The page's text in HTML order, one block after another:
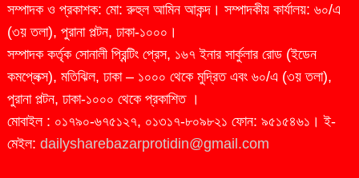
সম্পাদক ও প্রকাশক: মো: রুহুল আমিন আকন্দ। সম্পাদকীয় কার্যালয়: ৬০/এ
(৩য় তলা), পুরানা পল্টন, ঢাকা-১০০০।
সম্পাদক কর্তৃক সোনালী প্রিন্টিং প্রেস, ১৬৭ ইনার সার্কুলার রোড (ইডেন
কমপ্লেক্স), মতিঝিল, ঢাকা – ১০০০ থেকে মুদ্রিত এবং ৬০/এ (৩য় তলা),
পুরানা পল্টন, ঢাকা-১০০০ থেকে প্রকাশিত ।
মোবাইল : ০১৭৯০-৬৭৫১২৭, ০১৩১৭-৮০৯৮২১ ফোন: ৯৫১৫৪৬১। ই-
মেইল:dailysharebazarprotidin@gmail.com